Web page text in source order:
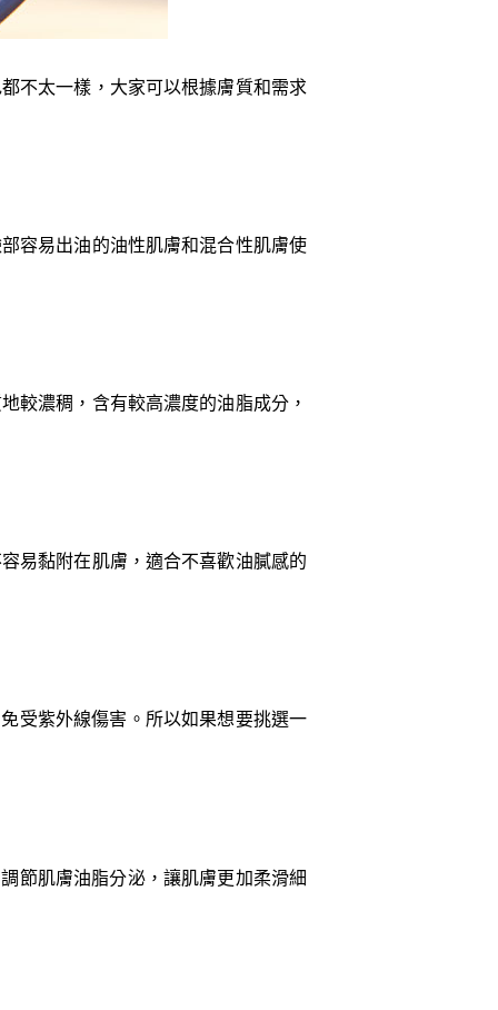
不太一樣，大家可以根據膚質和需求
容易出油的油性肌膚和混合性肌膚使
較濃稠，含有較高濃度的油脂成分，
易黏附在肌膚，適合不喜歡油膩感的
受紫外線傷害。所以如果想要挑選一
節肌膚油脂分泌，讓肌膚更加柔滑細